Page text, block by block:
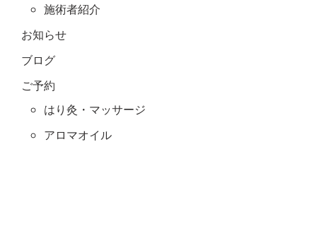
施術者紹介
お知らせ
ブログ
ご予約
はり灸・マッサージ
アロマオイル